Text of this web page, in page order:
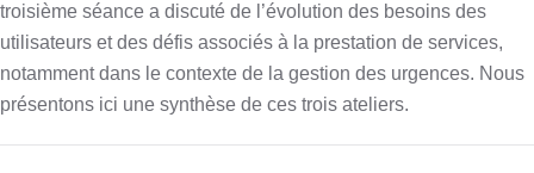
troisième séance a discuté de l’évolution des besoins des
utilisateurs et des défis associés à la prestation de services,
notamment dans le contexte de la gestion des urgences. Nous
présentons ici une synthèse de ces trois ateliers.